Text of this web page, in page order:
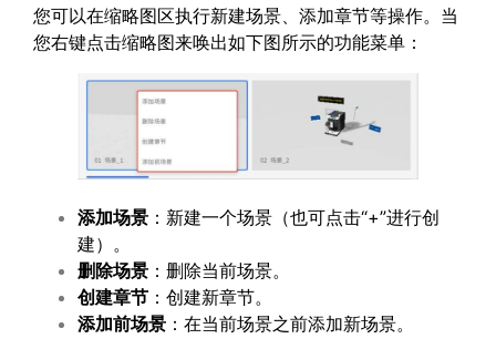
您可以在缩略图区执行新建场景、添加章节等操作。当
您右键点击缩略图来唤出如下图所示的功能菜单：
添加场景 ：新建一个场景（也可点击“+”进行创
建）。
删除场景 ：删除当前场景。
创建章节 ：创建新章节。
添加前场景 ：在当前场景之前添加新场景。